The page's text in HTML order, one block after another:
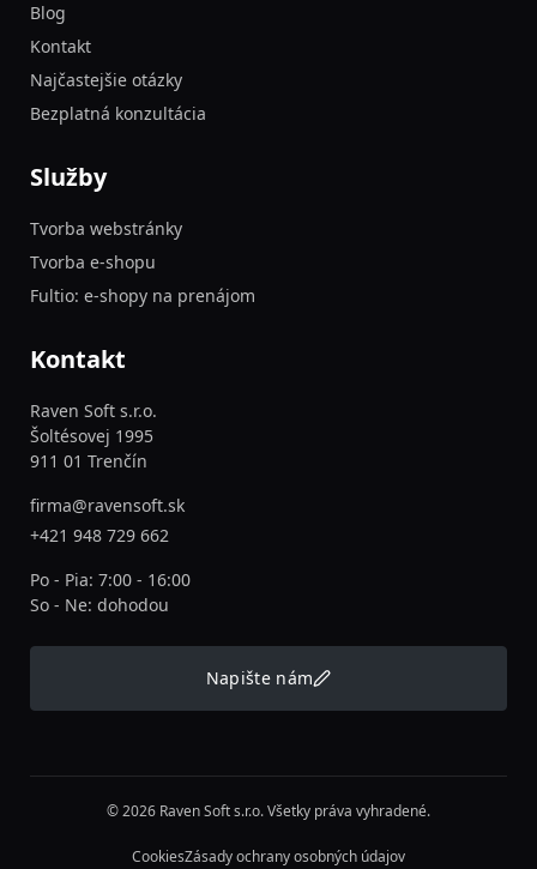
Blog
Kontakt
Najčastejšie otázky
Bezplatná konzultácia
Služby
Tvorba webstránky
Tvorba e-shopu
Fultio: e-shopy na prenájom
Kontakt
Raven Soft s.r.o.
Šoltésovej 1995
911 01 Trenčín
firma@ravensoft.sk
+421 948 729 662
Po - Pia: 7:00 - 16:00
So - Ne: dohodou
Napište nám
© 2026 Raven Soft s.r.o. Všetky práva vyhradené.
CookiesZásady ochrany osobných údajov